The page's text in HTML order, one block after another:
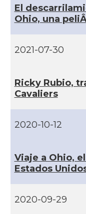
CAMON
CAMON
CAMON
El
Ohio, una
2021-07-30
Ricky Rubio,
Cavaliers
2020-10-12
Viaje a Ohio,
Estados
2020-09-29